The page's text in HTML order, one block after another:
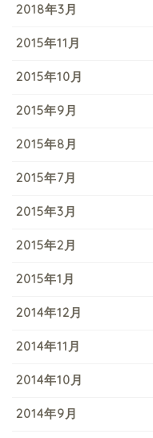
2018年3月
2015年11月
2015年10月
2015年9月
2015年8月
2015年7月
2015年3月
2015年2月
2015年1月
2014年12月
2014年11月
2014年10月
2014年9月